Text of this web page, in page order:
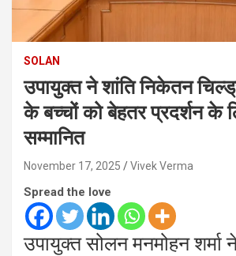
SOLAN
उपायुक्त ने शांति निकेतन
के बच्चों को बेहतर प्रदर्शन के
सम्मानित
November 17, 2025 Vivek Verma
Spread the love
उपायुक्त सोलन मनमोहन